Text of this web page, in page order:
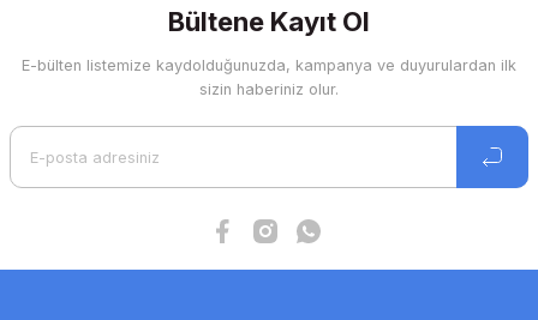
Görüş ve önerileriniz için teşekkür ederiz.
Ürün resmi kalitesiz, bozuk veya görüntülenemiyor.
Bültene Kayıt Ol
E-bülten listemize kaydolduğunuzda, kampanya ve duyurulardan ilk
sizin haberiniz olur.